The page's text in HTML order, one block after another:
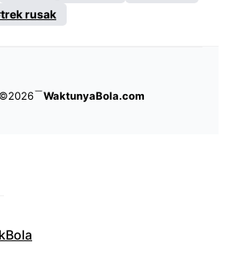
trek rusak
WaktunyaBola.com